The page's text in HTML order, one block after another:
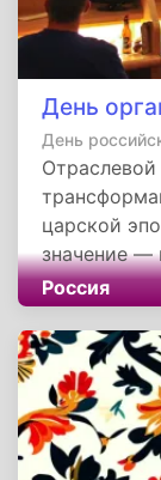
День
День
царской
значение —
вклада
рисков
социальной
Россия